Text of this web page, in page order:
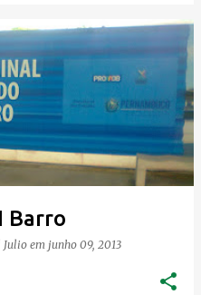
Barro
Julioem junho 09, 2013